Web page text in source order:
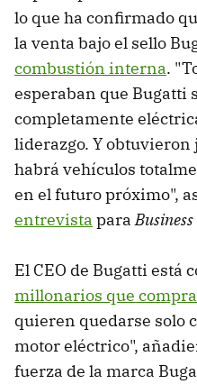
lo que ha confirmado
la venta bajo el sello
combustión interna.
esperaban que Bugatti
completamente
liderazgo. Y
habrá vehículos
en el futuro próximo",
entrevista para
El CEO de Bugatti está
millonarios que
quieren quedarse solo
motor eléctrico",
fuerza de la marca